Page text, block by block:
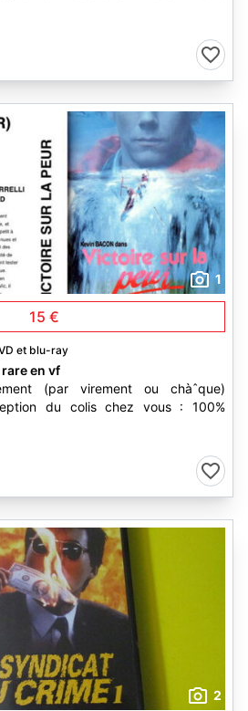
1
15 €
et blu-ray
en vf
(par virement ou chàˆque)
du colis chez vous : 100%
2